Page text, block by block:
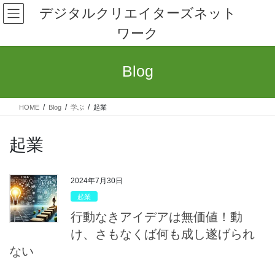
コ
ン
ン
ナ
ビ
ー
デジタルクリエイターズネット
ワーク
Blog
HOME Blog 学ぶ 起業
起業
2024年7月30日
起業
行動なきアイデアは無価値！動
け、さもなくば何も成し遂げられ
ない